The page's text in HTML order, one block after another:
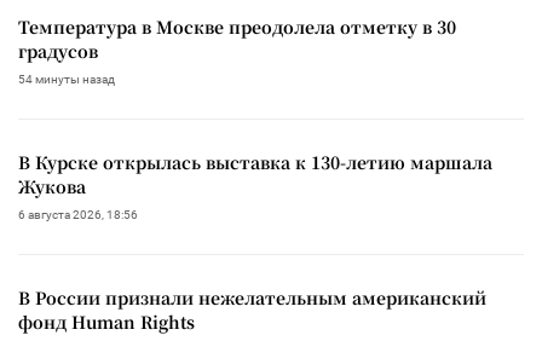
Температура в Москве преодолела отметку в 30
градусов
54 минуты назад
В Курске открылась выставка к 130-летию маршала
Жукова
6 августа 2026, 18:56
В России признали нежелательным американский
фонд Human Rights